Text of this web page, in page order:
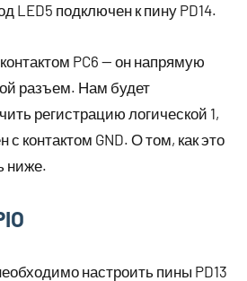
LED5 подключен к пину PD14.
PC6 — он напрямую
разъем. Нам будет
регистрацию логической 1,
с контактом GND. О том, как это
ниже.
настроить пины PD13